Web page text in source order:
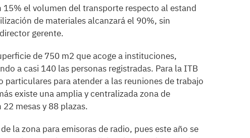
15% el volumen del transporte respecto al estand
de materiales alcanzará el 90%, sin
gerente.
de 750 m2 que acoge a instituciones,
a casi 140 las personas registradas. Para la ITB
particulares para atender a las reuniones de trabajo
existe una amplia y centralizada zona de
mesas y 88 plazas.
la zona para emisoras de radio, pues este año se